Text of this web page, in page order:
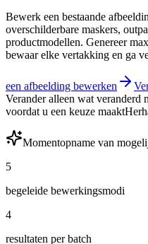
Bewerk een bestaande
overschilderbare maskers,
productmodellen. Genereer
bewaar elke vertakking en ga
een afbeelding bewerken
Verander alleen wat veranderd
voordat u een keuze maakt
Momentopname van
5
begeleide bewerkingsmodi
4
resultaten per batch